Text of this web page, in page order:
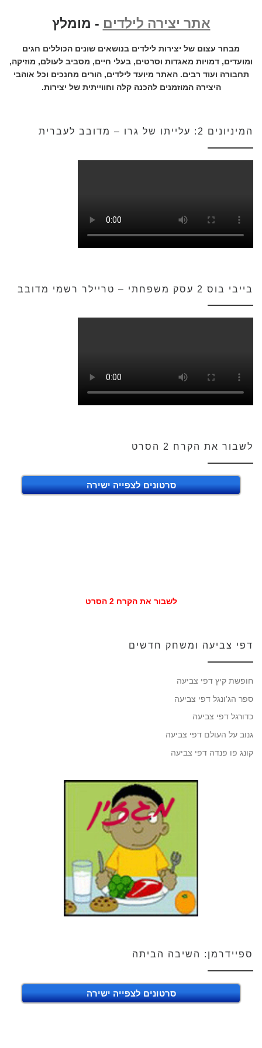
אתר יצירה לילדים - מומלץ
מבחר עצום של יצירות לילדים בנושאים שונים הכוללים חגים
ומועדים, דמויות מאגדות וסרטים, בעלי חיים, מסביב לעולם, מוזיקה,
תחבורה ועוד רבים. האתר מיועד לילדים, הורים מחנכים וכל אוהבי
היצירה המוזמנים להכנה קלה וחווייתית של יצירות.
המיניונים 2: עלייתו של גרו – מדובב לעברית
בייבי בוס 2 עסק משפחתי – טריילר רשמי מדובב
לשבור את הקרח 2 הסרט
סרטונים לצפייה ישירה
לשבור את הקרח 2 הסרט
דפי צביעה ומשחק חדשים
חופשת קיץ דפי צביעה
ספר הג'ונגל דפי צביעה
כדורגל דפי צביעה
גנוב על העולם דפי צביעה
קונג פו פנדה דפי צביעה
ספיידרמן: השיבה הביתה
סרטונים לצפייה ישירה